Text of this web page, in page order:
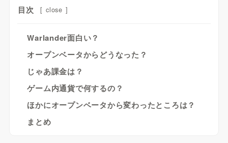
目次 [ close ]
Warlander面白い？
オープンベータからどうなった？
じゃあ課金は？
ゲーム内通貨で何するの？
ほかにオープンベータから変わったところは？
まとめ